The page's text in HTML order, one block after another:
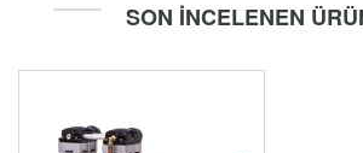
SON İNCELENEN